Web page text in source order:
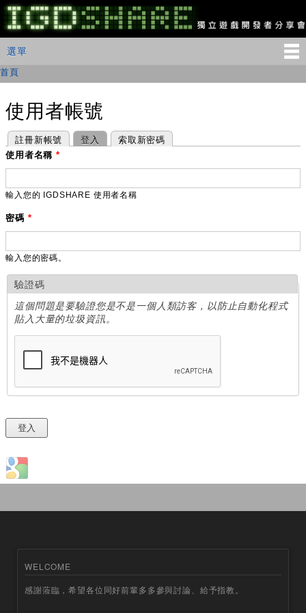
移
至
主
IGDSHARE
獨
遊
發
享
會
主選單
選單
您在這裡
首頁
使用者帳號
主要索引標籤
註冊新帳號 登入
(作用中頁籤) 索取新密碼
使用者名稱*
輸入您的 IGDSHARE 使用者名稱
密碼 *
輸入您的密碼。
驗證碼
這個問題是要驗證您是不是一個人類訪客，以防止自動化程式
貼入大量的垃圾資訊。
Login with Google
WELCOME
感謝蒞臨，希望各位同好前輩多多參與討論、給予指教。